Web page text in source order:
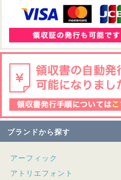
ブランドから探す
アーフィック
アトリエフォント